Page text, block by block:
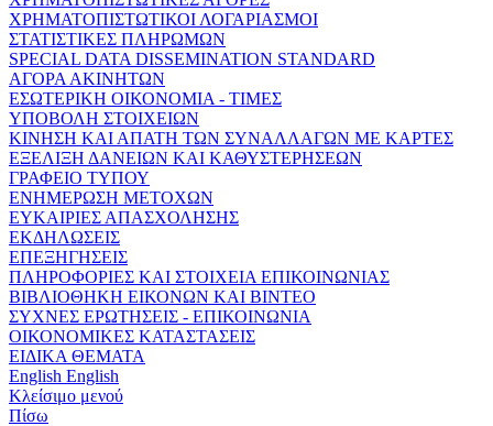
ΧΡΗΜΑΤΟΠΙΣΤΩΤΙΚΟΙ ΛΟΓΑΡΙΑΣΜΟΙ
ΣΤΑΤΙΣΤΙΚΕΣ ΠΛΗΡΩΜΩΝ
SPECIAL DATA DISSEMINATION STANDARD
ΑΓΟΡΑ ΑΚΙΝΗΤΩΝ
ΕΣΩΤΕΡΙΚΗ ΟΙΚΟΝΟΜΙΑ - ΤΙΜΕΣ
ΥΠΟΒΟΛΗ ΣΤΟΙΧΕΙΩΝ
ΚΙΝΗΣΗ ΚΑΙ ΑΠΑΤΗ ΤΩΝ ΣΥΝΑΛΛΑΓΩΝ ΜΕ ΚΑΡΤΕΣ
ΕΞΕΛΙΞΗ ΔΑΝΕΙΩΝ ΚΑΙ ΚΑΘΥΣΤΕΡΗΣΕΩΝ
ΓΡΑΦΕΙΟ ΤΥΠΟΥ
ΕΝΗΜΕΡΩΣΗ ΜΕΤΟΧΩΝ
ΕΥΚΑΙΡΙΕΣ ΑΠΑΣΧΟΛΗΣΗΣ
ΕΚΔΗΛΩΣΕΙΣ
ΕΠΕΞΗΓΗΣΕΙΣ
ΠΛΗΡΟΦΟΡΙΕΣ ΚΑΙ ΣΤΟΙΧΕΙΑ ΕΠΙΚΟΙΝΩΝΙΑΣ
ΒΙΒΛΙΟΘΗΚΗ ΕΙΚΟΝΩΝ ΚΑΙ ΒΙΝΤΕΟ
ΣΥΧΝΕΣ ΕΡΩΤΗΣΕΙΣ - ΕΠΙΚΟΙΝΩΝΙΑ
ΟΙΚΟΝΟΜΙΚΕΣ ΚΑΤΑΣΤΑΣΕΙΣ
ΕΙΔΙΚΑ ΘΕΜΑΤΑ
English English
Κλείσιμο μενού
Πίσω